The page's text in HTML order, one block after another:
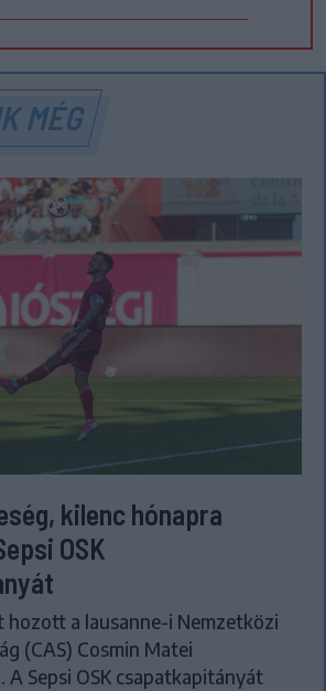
MÉG
kilenc hónapra
OSK
hozott a lausanne-i Nemzetközi
(CAS) Cosmin Matei
Sepsi OSK csapatkapitányát